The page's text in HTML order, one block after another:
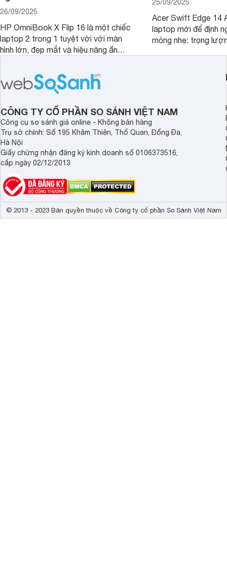
26/09/2025
HP OmniBook X Flip 16 là một chiếc
laptop 2 trong 1 tuyệt vời với màn
hình lớn, đẹp mắt và hiệu năng ấn
mức giá vô cùng hấp dẫn, biến nó trở
thành một lựa chọn “đáng đồng tiền
bát gạo” trên thị trường.
25/09/2025
Acer Swift Edge 14
laptop mới để định
mỏng nhẹ: trọng
năng AI hàng đầu,
CÔNG TY CỔ PHẦN SO SÁNH VIỆT NAM
Công cụ so sánh giá online - Không bán hàng
Trụ sở chính: Số 195 Khâm Thiên, Thổ Quan, Đống Đa,
Hà Nội
Giấy chứng nhận đăng ký kinh doanh số 0106373516,
cấp ngày 02/12/2013
© 2013 - 2023 Bản quyền thuộc về Công ty cổ phần So Sánh Việt Nam